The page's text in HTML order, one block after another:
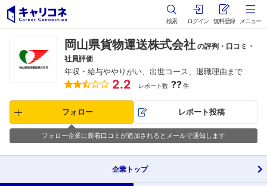
検索 ログイン 無料登録 メニュー
岡山県貨物運送株式会社 の評判・口コミ・
社員評価
年収・給与ややりがい、出世コース、退職理由まで
2.2 レポート数 ??件
フォロー レポート投稿
フォロー企業に新着口コミが追加されるとメールで通知します
企業 トップ